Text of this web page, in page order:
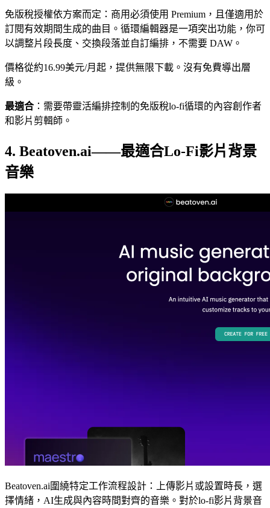
免版稅授權依方案而定：商用必須使用 Premium，且僅適用於
訂閱有效期間生成的曲目。循環編輯器是一項突出功能，你可
以調整片段長度、交換段落並自訂編排，不需要 DAW。
價格從約16.99美元/月起，提供無限下載。沒有免費導出層
級。
最適合 ：需要帶靈活編排控制的免版稅lo-fi循環的內容創作者
和影片剪輯師。
4. Beatoven.ai——最適合Lo-Fi影片背景
音樂
Beatoven.ai圍繞特定工作流程設計：上傳影片或設置時長，選
擇情緒，AI生成與內容時間對齊的音樂。對於lo-fi影片背景音